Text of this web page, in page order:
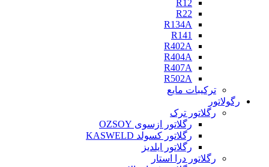
R12
R22
R134A
R141
R402A
R404A
R407A
R502A
ترکیبات مایع
رگولاتور
رگلاتور ترک
رگلاتور ازسوی OZSOY
رگلاتور کسولد KASWELD
رگلاتور ایلدیز
رگلاتور درا استار